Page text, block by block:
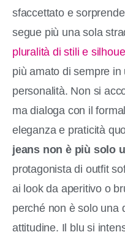
sfaccettato e
segue più una sola
pluralità di stili e
più amato di sempre
personalità. Non si
ma dialoga con il
eleganza e praticità
jeans non è più solo
protagonista di outfit
ai look da aperitivo o
perché non è solo una
attitudine. Il blu si